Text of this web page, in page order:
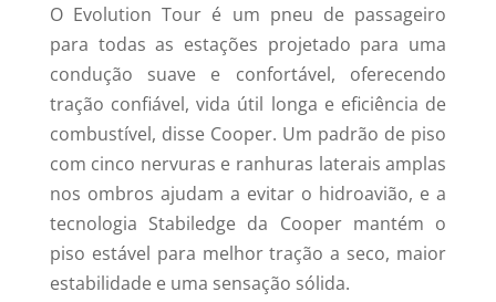
O Evolution Tour é um pneu de passageiro
para todas as estações projetado para uma
condução suave e confortável, oferecendo
tração confiável, vida útil longa e eficiência de
combustível, disse Cooper. Um padrão de piso
com cinco nervuras e ranhuras laterais amplas
nos ombros ajudam a evitar o hidroavião, e a
tecnologia Stabiledge da Cooper mantém o
piso estável para melhor tração a seco, maior
estabilidade e uma sensação sólida.